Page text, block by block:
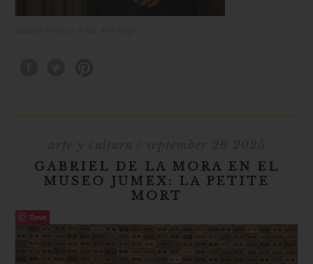
GABRIEL DE LA MORA EN EL
MUSEO JUMEX: LA PETITE
MORT
Save